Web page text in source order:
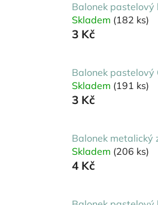
Balonek pastelový
Skladem (182 ks)
3 Kč
Balonek pastelový
Skladem (191 ks)
3 Kč
Balonek metalický
Skladem (206 ks)
4 Kč